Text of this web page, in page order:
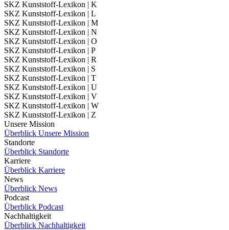
SKZ Kunststoff-Lexikon | K
SKZ Kunststoff-Lexikon | L
SKZ Kunststoff-Lexikon | M
SKZ Kunststoff-Lexikon | N
SKZ Kunststoff-Lexikon | O
SKZ Kunststoff-Lexikon | P
SKZ Kunststoff-Lexikon | R
SKZ Kunststoff-Lexikon | S
SKZ Kunststoff-Lexikon | T
SKZ Kunststoff-Lexikon | U
SKZ Kunststoff-Lexikon | V
SKZ Kunststoff-Lexikon | W
SKZ Kunststoff-Lexikon | Z
Unsere Mission
Überblick Unsere Mission
Standorte
Überblick Standorte
Karriere
Überblick Karriere
News
Überblick News
Podcast
Überblick Podcast
Nachhaltigkeit
Überblick Nachhaltigkeit